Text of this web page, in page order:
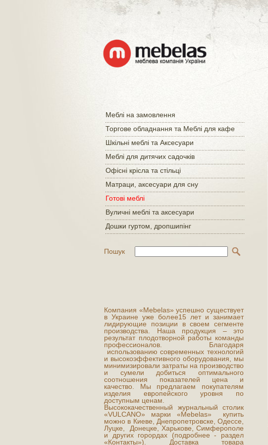
Меблі на замовлення
Торгове обладнання та Меблі для кафе
Шкільні меблі та Аксесуари
Меблі для дитячих садочків
Офісні крісла та стільці
Матраци, аксесуари для сну
Готові меблі
Вуличні меблі та аксесуари
Дошки гуртом, дропшипінг
Пошук
Компания «Mebelas» успешно существует
в Украине уже более15 лет и занимает
лидирующие позиции в своем сегменте
производства. Наша продукция – это
результат плодотворной работы команды
профессионалов. Благодаря
использованию современных технологий
и высокоэффективного оборудования, мы
минимизировали затраты на производство
и сумели добиться оптимального
соотношения показателей цена и
качество. Мы предлагаем покупателям
изделия европейского уровня по
доступным ценам.
Высококачественный журнальный столик
«VULCANO» марки «Mebelas» купить
можно в Киеве, Днепропетровске, Одессе,
Луцке, Донецке, Харькове, Симферополе
и других горордах (подробнее - раздел
«Контакты»). Доставка товара